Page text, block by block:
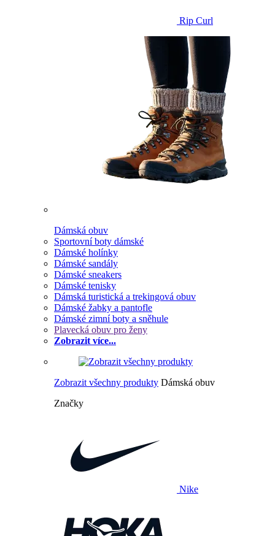
Rip Curl
Dámská obuv
Sportovní boty dámské
Dámské holínky
Dámské sandály
Dámské sneakers
Dámské tenisky
Dámská turistická a trekingová obuv
Dámské žabky a pantofle
Dámské zimní boty a sněhule
Plavecká obuv pro ženy
Zobrazit více...
Zobrazit všechny produkty Dámská obuv
Značky
Nike